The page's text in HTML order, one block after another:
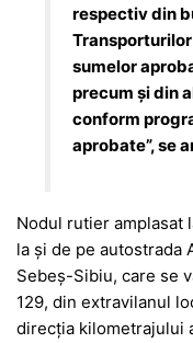
respectiv din
sumelor
precum și din
conform
aprobate”, se
Nodul rutier amplasat
la și de pe autostrada
Sebeș-Sibiu, care se
129, din extravilanul
direcția kilometrajului